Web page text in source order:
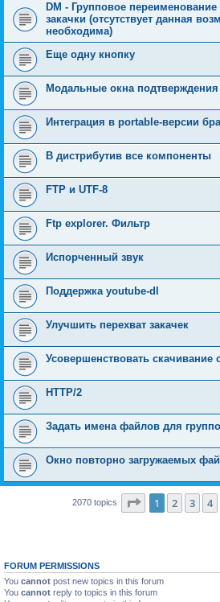
DM - Групповое
закачки (отсутствует данная
необходима)
Еще одну кнопку
Модальные окна подтверждения
Интеграция в portable-версии
В дистрибутив все компоненты
FTP и UTF-8
Ftp explorer. Фильтр
Испорченный звук
Поддержка youtube-dl
Улучшить перехват закачек
Усовершенствовать скачивание
HTTP/2
Задать имена файлов для
Окно повторно загружаемых
2070 topics Page 1of 83
1 2 3 4
FORUM PERMISSIONS
You cannot post new topics in this forum
You cannot reply to topics in this forum